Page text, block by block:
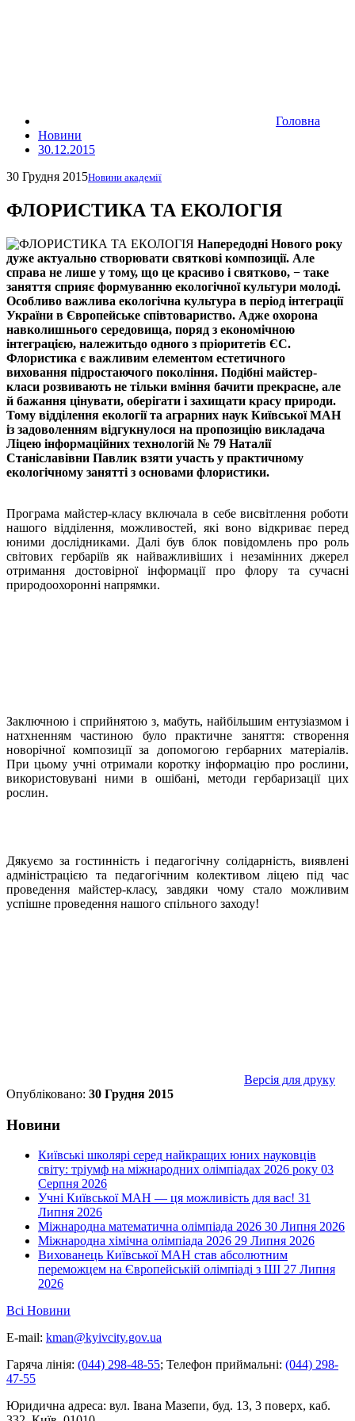
Головна
Новини
30.12.2015
30 Грудня 2015Новини академії
ФЛОРИСТИКА ТА ЕКОЛОГІЯ
Напередодні Нового року
дуже актуально створювати святкові композиції. Але
справа не лише у тому, що це красиво і святково, − таке
заняття сприяє формуванню екологічної культури молоді.
Особливо важлива екологічна культура в період інтеграції
України в Європейське співтовариство. Адже охорона
навколишнього середовища, поряд з економічною
інтеграцією, належитьдо одного з пріоритетів ЄС.
Флористика є важливим елементом естетичного
виховання підростаючого покоління. Подібні майстер-
класи розвивають не тільки вміння бачити прекрасне, але
й бажання цінувати, оберігати і захищати красу природи.
Тому відділення екології та аграрних наук Київської МАН
із задоволенням відгукнулося на пропозицію викладача
Ліцею інформаційних технологій № 79 Наталії
Станіславівни Павлик взяти участь у практичному
екологічному занятті з основами флористики.
Програма майстер-класу включала в себе висвітлення роботи
нашого відділення, можливостей, які воно відкриває перед
юними дослідниками. Далі був блок повідомлень про роль
світових гербаріїв як найважливіших і незамінних джерел
отримання достовірної інформації про флору та сучасні
природоохоронні напрямки.
Заключною і сприйнятою з, мабуть, найбільшим ентузіазмом і
натхненням частиною було практичне заняття: створення
новорічної композиції за допомогою гербарних матеріалів.
При цьому учні отримали коротку інформацію про рослини,
використовувані ними в ошібані, методи гербаризації цих
рослин.
Дякуємо за гостинність і педагогічну солідарність, виявлені
адміністрацією та педагогічним колективом ліцею під час
проведення майстер-класу, завдяки чому стало можливим
успішне проведення нашого спільного заходу!
Версія для друку
Опубліковано: 30 Грудня 2015
Новини
Київські школярі серед найкращих юних науковців
світу: тріумф на міжнародних олімпіадах 2026 року 03
Серпня 2026
Учні Київської МАН — ця можливість для вас! 31
Липня 2026
Міжнародна математична олімпіада 2026 30 Липня 2026
Міжнародна хімічна олімпіада 2026 29 Липня 2026
Вихованець Київської МАН став абсолютним
переможцем на Європейській олімпіаді з ШІ 27 Липня
2026
Всі Новини
E-mail: kman@kyivcity.gov.ua
Гаряча лінія: (044) 298-48-55; Телефон приймальні: (044) 298-
47-55
Юридична адреса: вул. Івана Мазепи, буд. 13, 3 поверх, каб.